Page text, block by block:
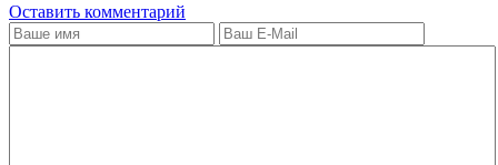
Оставить комментарий